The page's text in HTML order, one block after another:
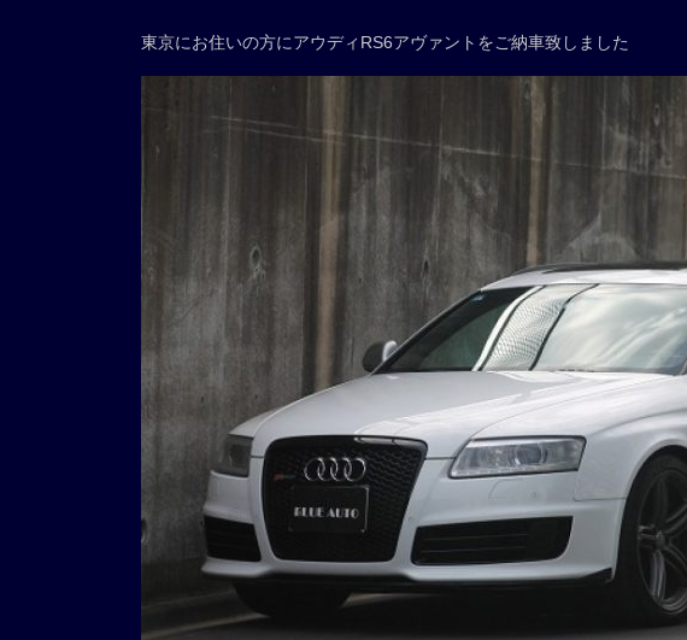
東京にお住いの方にアウディRS6アヴァントをご納車致しました